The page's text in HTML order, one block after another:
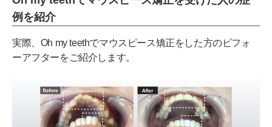
例を紹介
実際、Oh my teethでマウスピース矯正をした方のビフォ
ーアフターをご紹介します。